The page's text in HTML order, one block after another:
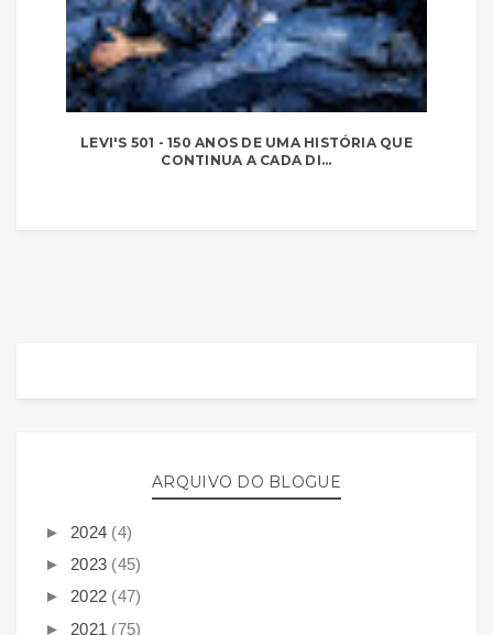
LEVI'S 501 - 150 ANOS DE UMA HISTÓRIA QUE
CONTINUA A CADA DI...
ARQUIVO DO BLOGUE
► 2024 (4)
► 2023 (45)
► 2022 (47)
► 2021 (75)